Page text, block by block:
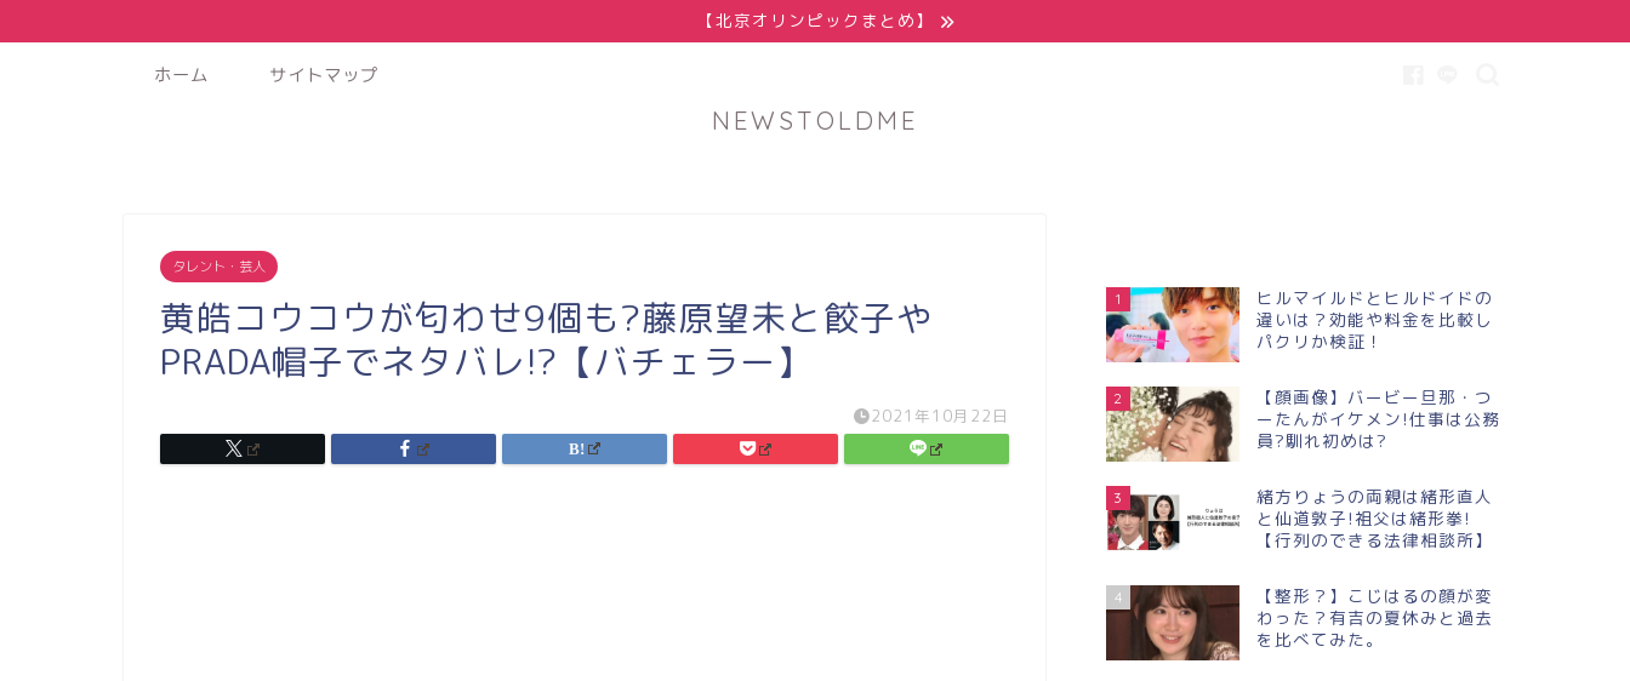
【北京オリンピックまとめ】
ホーム サイトマップ
NEWSTOLDME
タレント・芸人
黄皓コウコウが匂わせ9個も?藤原望未と餃子や
PRADA帽子でネタバレ!?【バチェラー】
2021年10月22日
1
ヒルマイルドとヒルドイドの
違いは？効能や料金を比較し
パクリか検証！
2
【顔画像】バービー旦那・つ
ーたんがイケメン!仕事は公務
員?馴れ初めは?
3
緒方りょうの両親は緒形直人
と仙道敦子!祖父は緒形拳!
【行列のできる法律相談所】
4
【整形？】こじはるの顔が変
わった？有吉の夏休みと過去
を比べてみた。